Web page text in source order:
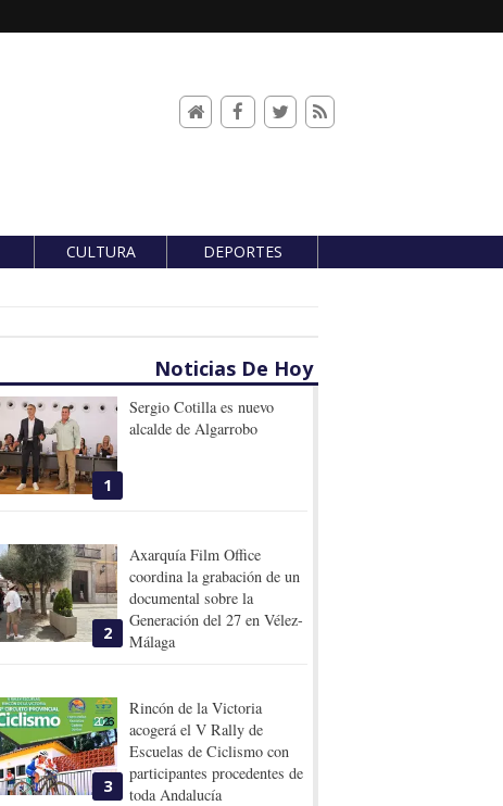
CULTURA DEPORTES
Noticias De Hoy
1
Sergio Cotilla es nuevo
alcalde de Algarrobo
2
Axarquía Film Office
coordina la grabación de un
documental sobre la
Generación del 27 en Vélez-
Málaga
3
Rincón de la Victoria
acogerá el V Rally de
Escuelas de Ciclismo con
participantes procedentes de
toda Andalucía